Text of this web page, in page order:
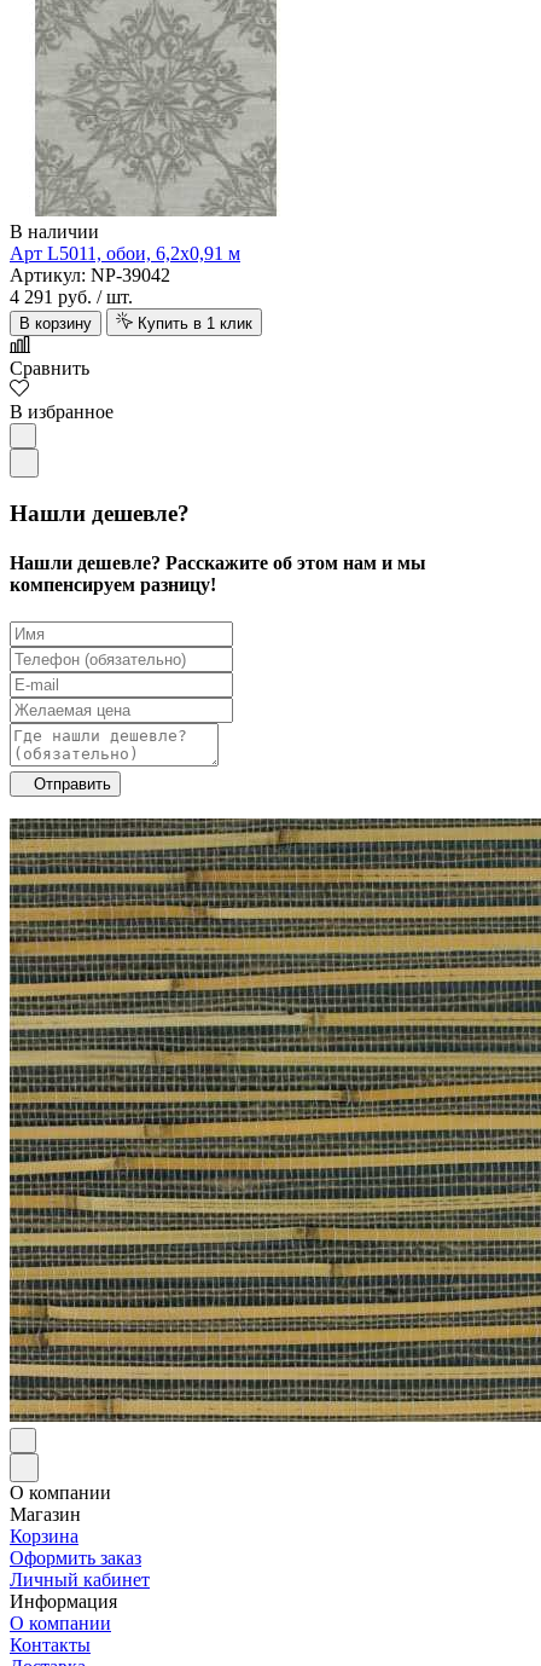
В наличии
Арт L5011, обои, 6,2х0,91 м
Артикул: NP-39042
4 291 руб. / шт.
В корзину Купить в 1 клик
Сравнить
В избранное
Нашли дешевле?
Нашли дешевле? Расскажите об этом нам и мы
компенсируем разницу!
Отправить
О компании
Магазин
Корзина
Оформить заказ
Личный кабинет
Информация
О компании
Контакты